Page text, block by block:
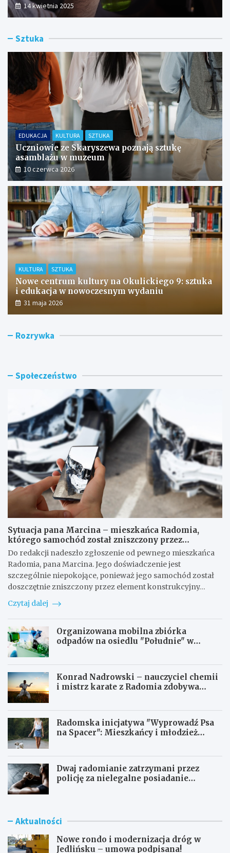
14 kwietnia 2025
Sztuka
EDUKACJA KULTURA SZTUKA
Uczniowie ze Skaryszewa poznają sztukę
asamblażu w muzeum
10 czerwca 2026
KULTURA SZTUKA
Nowe centrum kultury na Okulickiego 9: sztuka
i edukacja w nowoczesnym wydaniu
31 maja 2026
Rozrywka
a
:
c
z
w
e
z
a
w
i
w
a
n
i
c
z
y
ł
o
n
e
c
n
e
c
h
w
l
e
?
P
r
o
g
a
n
r
u
c
e
t
r
a
l
n
e
z
ę
ś
c
R
a
d
m
i
a
:
p
z
e
s
t
r
e
ń
r
e
k
r
e
j
n
b
o
a
c
r
s
o
c
j
a
z
a
c
y
n
y
d
a
p
s
ó
w
d
b
y
ł
s
ę
w
R
a
d
o
m
Społeczeństwo
Sytuacja pana Marcina – mieszkańca Radomia,
którego samochód został zniszczony przez
fragment wiaduktu na alei Grzecznarowskiego
Do redakcji nadeszło zgłoszenie od pewnego mieszkańca
Radomia, pana Marcina. Jego doświadczenie jest
szczególnie niepokojące, ponieważ jego samochód został
doszczętnie zniszczony przez element konstrukcyjny…
Czytaj dalej
Organizowana mobilna zbiórka
odpadów na osiedlu "Południe" w
Konrad Nadrowski – nauczyciel chemii
i mistrz karate z Radomia zdobywa
Radomska inicjatywa "Wyprowadź Psa
na Spacer": Mieszkańcy i młodzież
Dwaj radomianie zatrzymani przez
policję za nielegalne posiadanie
Aktualności
Nowe rondo i modernizacja dróg w
Jedlińsku – umowa podpisana!